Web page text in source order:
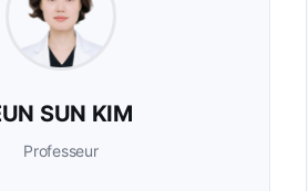
SUN KIM
Professeur